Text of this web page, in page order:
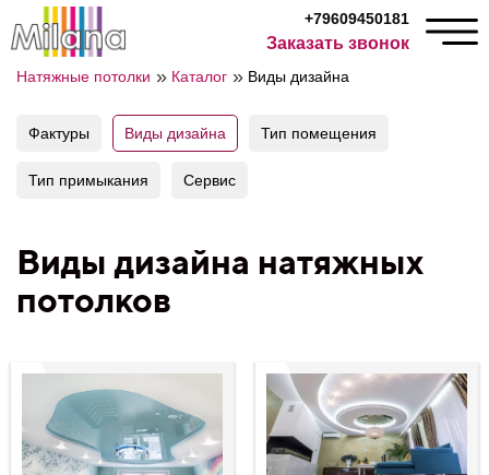
+79609450181
Заказать звонок
Натяжные потолки » Каталог » Виды дизайна
Фактуры Виды дизайна Тип помещения
Тип примыкания Сервис
Виды дизайна натяжных
потолков